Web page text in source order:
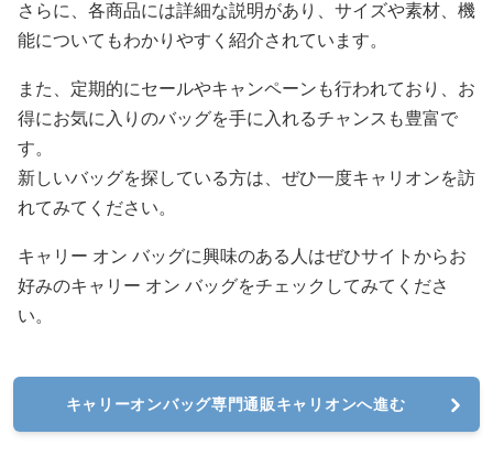
さらに、各商品には詳細な説明があり、サイズや素材、機
能についてもわかりやすく紹介されています。
また、定期的にセールやキャンペーンも行われており、お
得にお気に入りのバッグを手に入れるチャンスも豊富で
す。
新しいバッグを探している方は、ぜひ一度キャリオンを訪
れてみてください。
キャリー オン バッグに興味のある人はぜひサイトからお
好みのキャリー オン バッグをチェックしてみてくださ
い。
キャリーオンバッグ専門通販キャリオンへ進む